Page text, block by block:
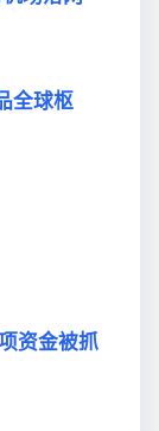
全球枢
资金被抓